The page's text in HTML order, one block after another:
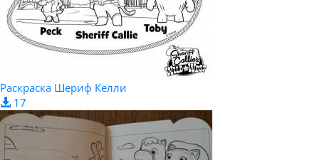
Раскраска Шериф Келли
17